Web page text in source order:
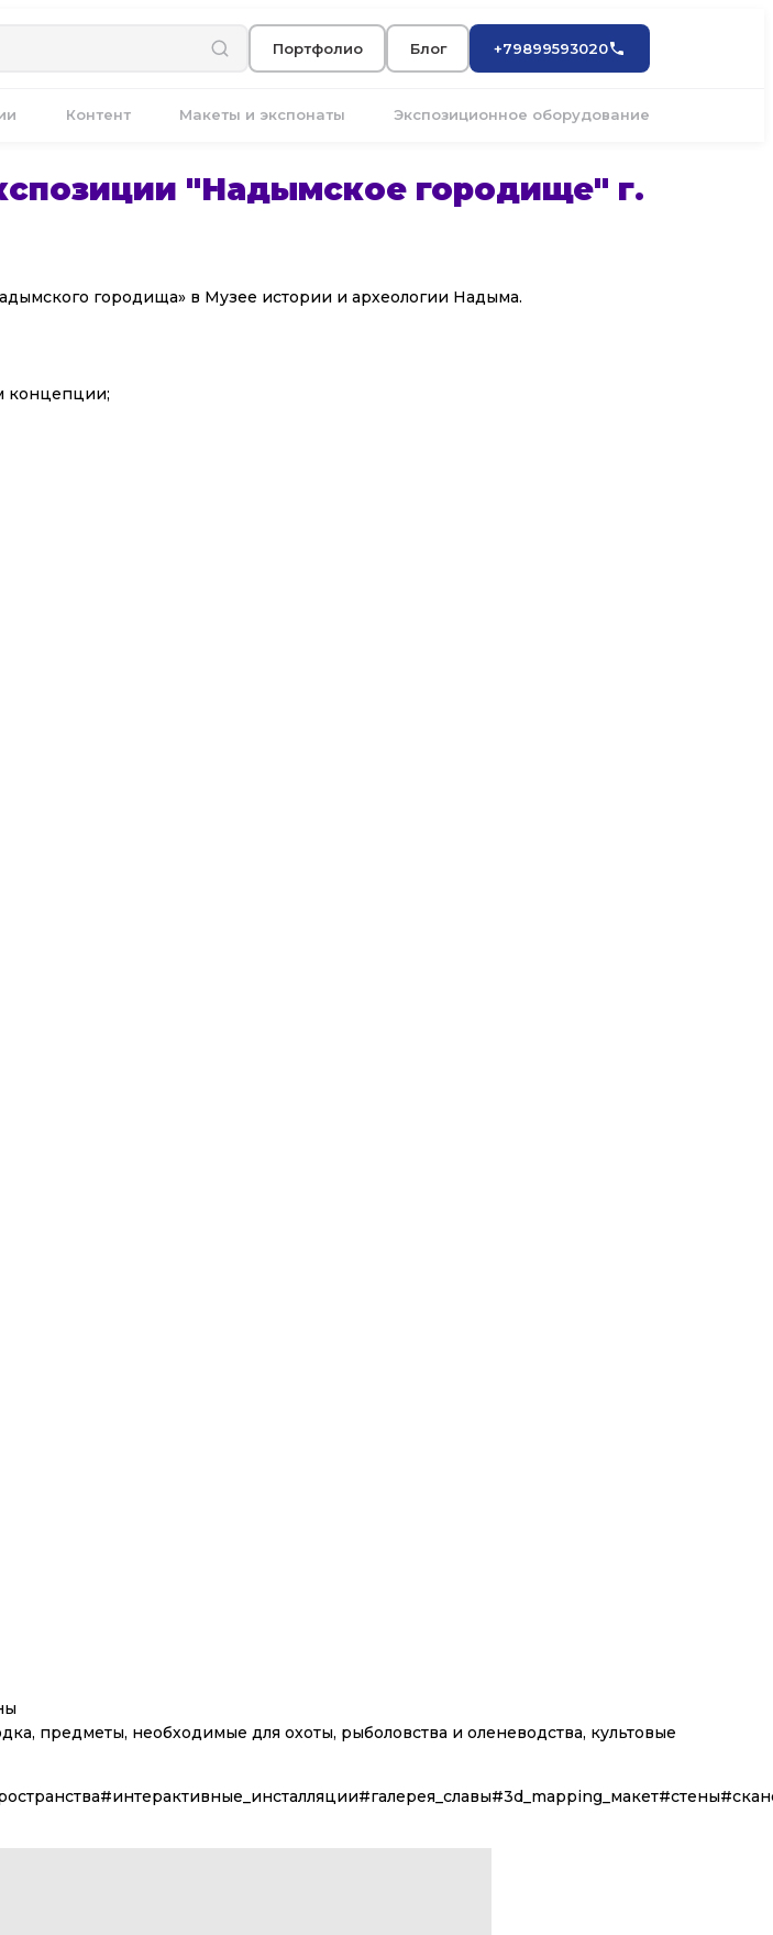
Портфолио Блог +79899593020
Контент Макеты и экспонаты Экспозиционное оборудование
"Надымское городище" г.
городища» в Музее истории и археологии Надыма.
концепции;
предметы, необходимые для охоты, рыболовства и оленеводства, культовые